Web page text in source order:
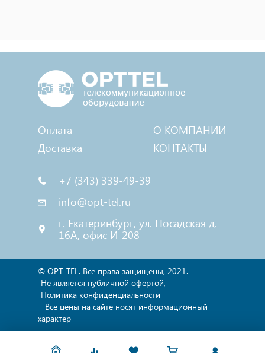
Оплата
Доставка
О КОМПАНИИ
КОНТАКТЫ
+7 (343) 339-49-39
info@opt-tel.ru
г. Екатеринбург, ул. Посадская д.
16А, офис И-208
© OPT-TEL. Все права защищены, 2021.
Не является публичной офертой,
Политика конфиденциальности
Все цены на сайте носят информационный
характер